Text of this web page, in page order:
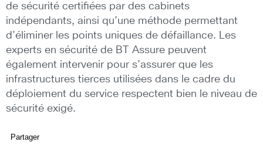
de sécurité certifiées par des cabinets
indépendants, ainsi qu’une méthode permettant
d’éliminer les points uniques de défaillance. Les
experts en sécurité de BT Assure peuvent
également intervenir pour s’assurer que les
infrastructures tierces utilisées dans le cadre du
déploiement du service respectent bien le niveau de
sécurité exigé.
Partager